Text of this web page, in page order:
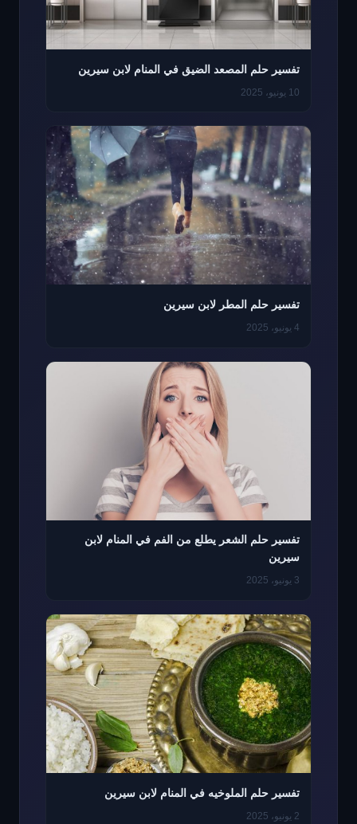
تفسير حلم المصعد الضيق في المنام لابن سيرين
10 يونيو، 2025
تفسير حلم المطر لابن سيرين
4 يونيو، 2025
تفسير حلم الشعر يطلع من الفم في المنام لابن
سيرين
3 يونيو، 2025
تفسير حلم الملوخيه في المنام لابن سيرين
2 يونيو، 2025